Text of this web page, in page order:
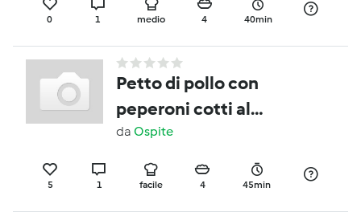
0 1 medio 4 40min
Petto di pollo con
peperoni cotti al
varoma
da Ospite
5 1 facile 4 45min